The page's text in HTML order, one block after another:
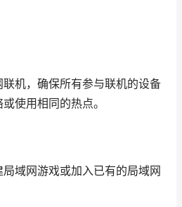
机，确保所有参与联机的设备
使用相同的热点。
域网游戏或加入已有的局域网